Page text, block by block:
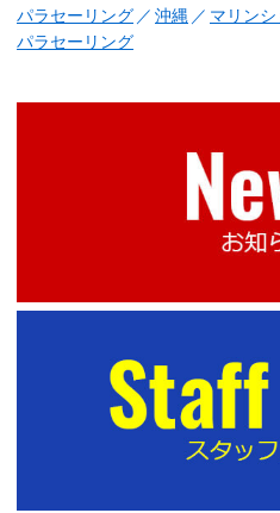
パラセーリング
沖縄 マリン
パラセーリング